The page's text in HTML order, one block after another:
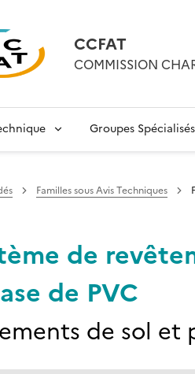
CCFAT
COMMISSION
Groupes Spécialisés
Familles sous Avis Techniques
de
de PVC
de sol